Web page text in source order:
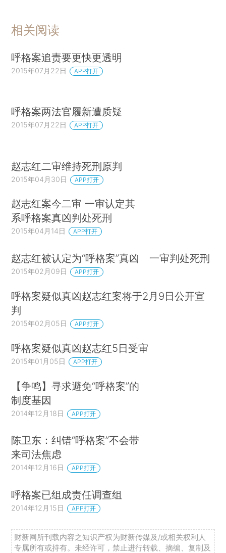
相关阅读
呼格案追责要更快更透明
2015年07月22日 APP打开
呼格案两法官履新遭质疑
2015年07月22日 APP打开
赵志红二审维持死刑原判
2015年04月30日 APP打开
赵志红案今二审 一审认定其
系呼格案真凶判处死刑
2015年04月14日 APP打开
赵志红被认定为“呼格案”真凶 一审判处死刑
2015年02月09日 APP打开
呼格案疑似真凶赵志红案将于2月9日公开宣
判
2015年02月05日 APP打开
呼格案疑似真凶赵志红5日受审
2015年01月05日 APP打开
【争鸣】寻求避免“呼格案”的
制度基因
2014年12月18日 APP打开
陈卫东：纠错“呼格案”不会带
来司法焦虑
2014年12月16日 APP打开
呼格案已组成责任调查组
2014年12月15日 APP打开
财新网所刊载内容之知识产权为财新传媒及/或相关权利人
专属所有或持有。未经许可，禁止进行转载、摘编、复制及